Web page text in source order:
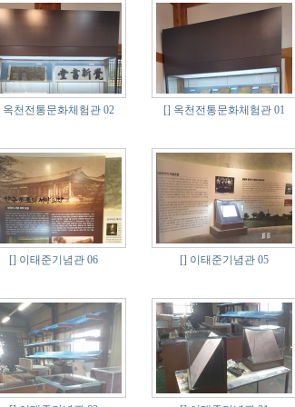
옥천전통문화체험관 02 [] 옥천전통문화체험관 01
[] 이태준기념관 06 [] 이태준기념관 05